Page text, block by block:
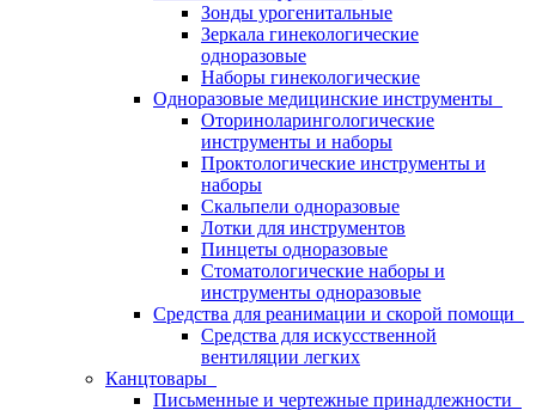
Зонды урогенитальные
Зеркала гинекологические
одноразовые
Наборы гинекологические
Одноразовые медицинские инструменты
Оториноларингологические
инструменты и наборы
Проктологические инструменты и
наборы
Скальпели одноразовые
Лотки для инструментов
Пинцеты одноразовые
Стоматологические наборы и
инструменты одноразовые
Средства для реанимации и скорой помощи
Средства для искусственной
вентиляции легких
Канцтовары
Письменные и чертежные принадлежности